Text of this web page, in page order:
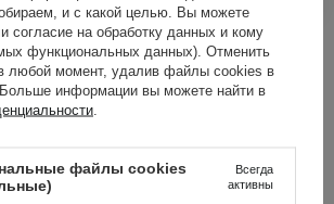
клиенты также
проверили
и с какой целью. Вы можете
согласие на обработку данных и кому
функциональных данных). Отменить
любой момент, удалив файлы cookies в
информации вы можете найти в
файлы cookies
Всегда
активны